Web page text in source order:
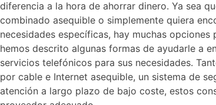
diferencia a la hora de ahorrar dinero. Ya sea
combinado asequible o simplemente quiera
necesidades específicas, hay muchas
hemos descrito algunas formas de ayudarle a
servicios telefónicos para sus necesidades.
por cable e Internet asequible, un sistema de
atención a largo plazo de bajo coste, estos